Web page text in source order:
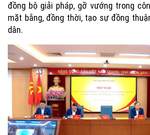
đồng bộ giải pháp, gỡ vướng trong
mặt bằng, đồng thời, tạo sự đồng
dân.